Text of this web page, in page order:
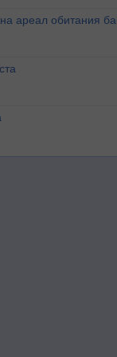
ареал обитания